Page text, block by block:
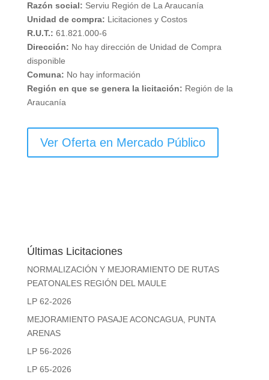
Razón social: Serviu Región de La Araucanía
Unidad de compra: Licitaciones y Costos
R.U.T.: 61.821.000-6
Dirección: No hay dirección de Unidad de Compra
disponible
Comuna: No hay información
Región en que se genera la licitación: Región de la
Araucanía
Ver Oferta en Mercado Público
Últimas Licitaciones
NORMALIZACIÓN Y MEJORAMIENTO DE RUTAS
PEATONALES REGIÓN DEL MAULE
LP 62-2026
MEJORAMIENTO PASAJE ACONCAGUA, PUNTA
ARENAS
LP 56-2026
LP 65-2026